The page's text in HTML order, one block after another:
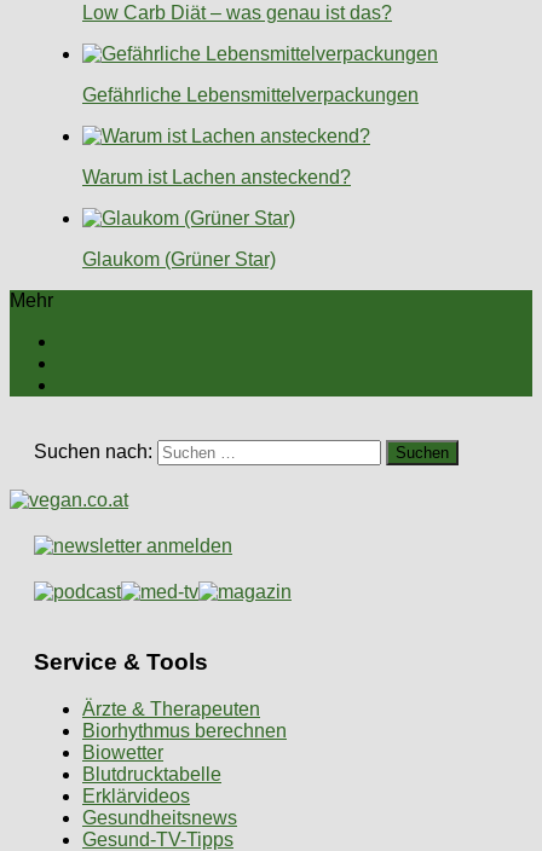
Low Carb Diät – was genau ist das?
Gefährliche Lebensmittelverpackungen
Warum ist Lachen ansteckend?
Glaukom (Grüner Star)
Mehr
Suchen nach:
Service & Tools
Ärzte & Therapeuten
Biorhythmus berechnen
Biowetter
Blutdrucktabelle
Erklärvideos
Gesundheitsnews
Gesund-TV-Tipps